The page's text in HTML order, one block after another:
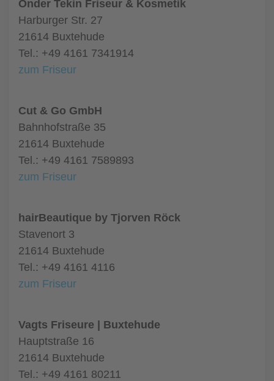
Önder Tekin Friseur & Kosmetik
Harburger Str. 27
21614 Buxtehude
Tel.: +49 4161 7341914
zum Friseur
Cut & Go GmbH
Bahnhofstraße 35
21614 Buxtehude
Tel.: +49 4161 7589893
zum Friseur
hairBeautique by Tjorven Röck
Stavenort 3
21614 Buxtehude
Tel.: +49 4161 4116
zum Friseur
Vagts Friseure | Buxtehude
Hauptstraße 16
21614 Buxtehude
Tel.: +49 4161 80211